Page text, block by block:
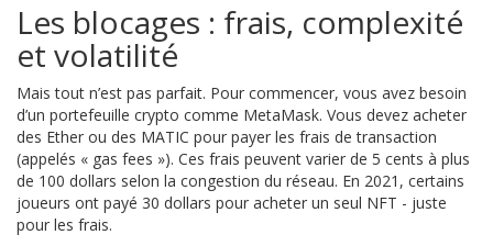
Les blocages : frais, complexité
et volatilité
Mais tout n’est pas parfait. Pour commencer, vous avez besoin
d’un portefeuille crypto comme MetaMask. Vous devez acheter
des Ether ou des MATIC pour payer les frais de transaction
(appelés « gas fees »). Ces frais peuvent varier de 5 cents à plus
de 100 dollars selon la congestion du réseau. En 2021, certains
joueurs ont payé 30 dollars pour acheter un seul NFT - juste
pour les frais.